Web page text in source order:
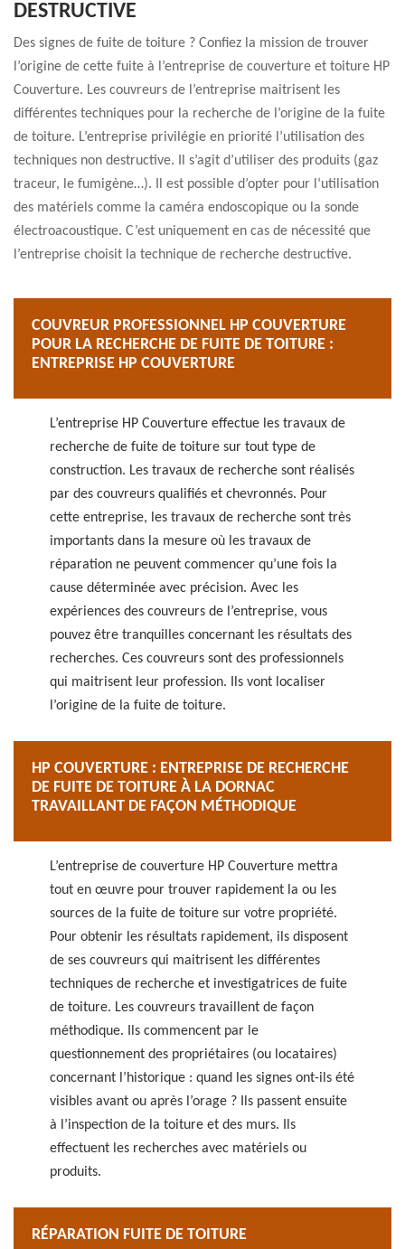
DESTRUCTIVE
Des signes de fuite de toiture ? Confiez la mission de trouver
l’origine de cette fuite à l’entreprise de couverture et toiture HP
Couverture. Les couvreurs de l’entreprise maitrisent les
différentes techniques pour la recherche de l’origine de la fuite
de toiture. L’entreprise privilégie en priorité l’utilisation des
techniques non destructive. Il s’agit d’utiliser des produits (gaz
traceur, le fumigène…). Il est possible d’opter pour l‘utilisation
des matériels comme la caméra endoscopique ou la sonde
électroacoustique. C’est uniquement en cas de nécessité que
l’entreprise choisit la technique de recherche destructive.
COUVREUR PROFESSIONNEL HP COUVERTURE
POUR LA RECHERCHE DE FUITE DE TOITURE :
ENTREPRISE HP COUVERTURE
L’entreprise HP Couverture effectue les travaux de
recherche de fuite de toiture sur tout type de
construction. Les travaux de recherche sont réalisés
par des couvreurs qualifiés et chevronnés. Pour
cette entreprise, les travaux de recherche sont très
importants dans la mesure où les travaux de
réparation ne peuvent commencer qu’une fois la
cause déterminée avec précision. Avec les
expériences des couvreurs de l’entreprise, vous
pouvez être tranquilles concernant les résultats des
recherches. Ces couvreurs sont des professionnels
qui maitrisent leur profession. Ils vont localiser
l’origine de la fuite de toiture.
HP COUVERTURE : ENTREPRISE DE RECHERCHE
DE FUITE DE TOITURE À LA DORNAC
TRAVAILLANT DE FAÇON MÉTHODIQUE
L’entreprise de couverture HP Couverture mettra
tout en œuvre pour trouver rapidement la ou les
sources de la fuite de toiture sur votre propriété.
Pour obtenir les résultats rapidement, ils disposent
de ses couvreurs qui maitrisent les différentes
techniques de recherche et investigatrices de fuite
de toiture. Les couvreurs travaillent de façon
méthodique. Ils commencent par le
questionnement des propriétaires (ou locataires)
concernant l’historique : quand les signes ont-ils été
visibles avant ou après l’orage ? Ils passent ensuite
à l’inspection de la toiture et des murs. Ils
effectuent les recherches avec matériels ou
produits.
RÉPARATION FUITE DE TOITURE